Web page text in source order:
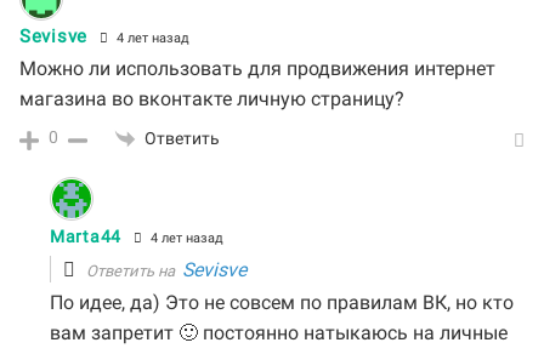
Sevisve 4 лет назад
Можно ли использовать для продвижения интернет
магазина во вконтакте личную страницу?
0 Ответить
Marta44 4 лет назад
Ответить на Sevisve
По идее, да) Это не совсем по правилам ВК, но кто
вам запретит 🙂 постоянно натыкаюсь на личные